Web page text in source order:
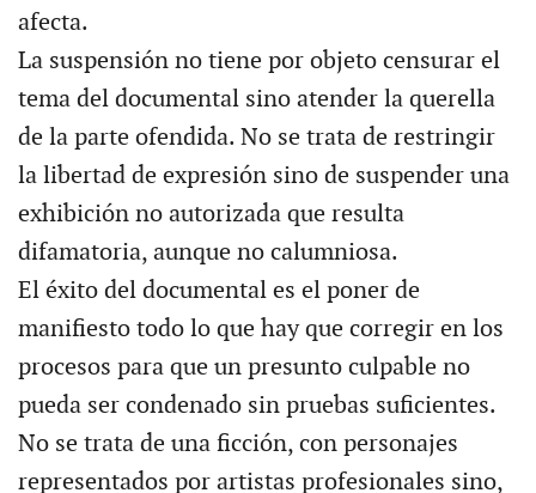
afecta.
La suspensión no tiene por objeto censurar el
tema del documental sino atender la querella
de la parte ofendida. No se trata de restringir
la libertad de expresión sino de suspender una
exhibición no autorizada que resulta
difamatoria, aunque no calumniosa.
El éxito del documental es el poner de
manifiesto todo lo que hay que corregir en los
procesos para que un presunto culpable no
pueda ser condenado sin pruebas suficientes.
No se trata de una ficción, con personajes
representados por artistas profesionales sino,